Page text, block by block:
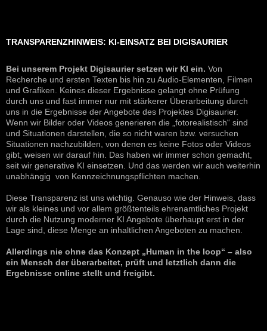
TRANSPARENZHINWEIS: KI-EINSATZ BEI DIGISAURIER
Bei unserem Projekt Digisaurier setzen wir KI ein. Von
Recherche und ersten Texten bis hin zu Audio-Elementen, Filmen
und Grafiken. Keines dieser Ergebnisse gelangt ohne Prüfung
durch uns und fast immer nur mit stärkerer Überarbeitung durch
uns in die Ergebnisse der Angebote des Projektes Digisaurier.
Wenn wir Bilder oder Videos generieren die „fotorealistisch“ sind
und Situationen darstellen, die so nicht waren bzw. versuchen
Situationen nachzubilden, von denen es keine Fotos oder Videos
gibt, weisen wir darauf hin. Das haben wir immer schon gemacht,
seit wir generative KI einsetzen. Und das werden wir auch weiterhin
unabhängig von Kennzeichnungspflichten machen.
Diese Transparenz ist uns wichtig. Genauso wie der Hinweis, dass
wir als kleines und vor allem größtenteils ehrenamtliches Projekt
durch die Nutzung moderner KI Angebote überhaupt erst in der
Lage sind, diese Menge an inhaltlichen Angeboten zu machen.
Allerdings nie ohne das Konzept „Human in the loop“ – also
ein Mensch der überarbeitet, prüft und letztlich dann die
Ergebnisse online stellt und freigibt.